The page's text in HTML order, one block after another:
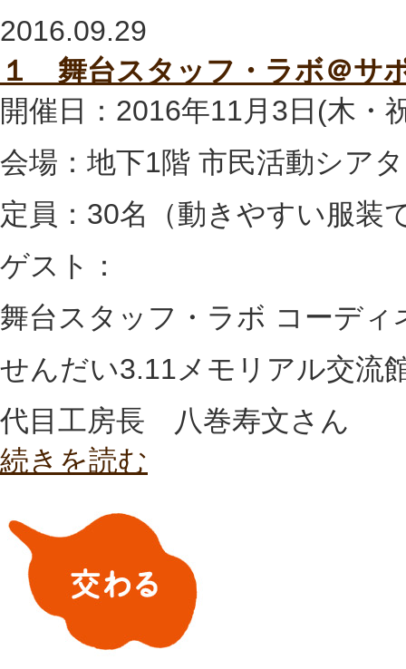
2016.09.29
１ 舞台スタッフ・ラボ＠サ
開催日：2016年11月3日(木・
会場：地下1階 市民活動シア
定員：30名（動きやすい服
ゲスト：
舞台スタッフ・ラボ コーデ
せんだい3.11メモリアル交流
代目工房長 八巻寿文さん
続きを読む